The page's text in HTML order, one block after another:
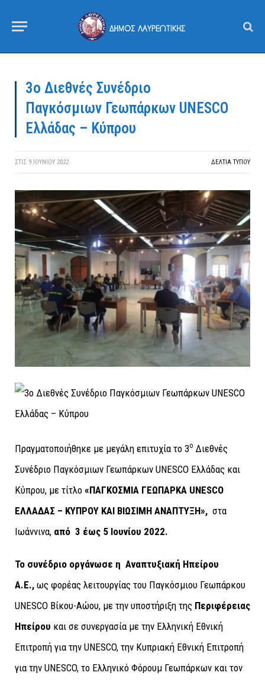
3ο Διεθνές Συνέδριο
Παγκόσμιων Γεωπάρκων UNESCO
Ελλάδας – Κύπρου
ΣΤΙΣ 9 ΙΟΥΝΊΟΥ 2022 ΔΕΛΤΙΑ ΤΥΠΟΥ
Πραγματοποιήθηκε με μεγάλη επιτυχία το 3ο Διεθνές
Συνέδριο Παγκόσμιων Γεωπάρκων UNESCO Ελλάδας και
Κύπρου, με τίτλο «ΠΑΓΚΟΣΜΙΑ ΓΕΩΠΑΡΚΑ UNESCO
ΕΛΛΑΔΑΣ – ΚΥΠΡΟΥ ΚΑΙ ΒΙΩΣΙΜΗ ΑΝΑΠΤΥΞΗ», στα
Ιωάννινα, από 3 έως 5 Ιουνίου 2022.
Το συνέδριο οργάνωσε η Αναπτυξιακή Ηπείρου
Α.Ε., ως φορέας λειτουργίας του Παγκόσμιου Γεωπάρκου
UNESCO Βίκου-Αώου, με την υποστήριξη της Περιφέρειας
Ηπείρου και σε συνεργασία με την Ελληνική Εθνική
Επιτροπή για την UNESCO, την Κυπριακή Εθνική Eπιτροπή
για την UNESCO, το Ελληνικό Φόρουμ Γεωπάρκων και τον